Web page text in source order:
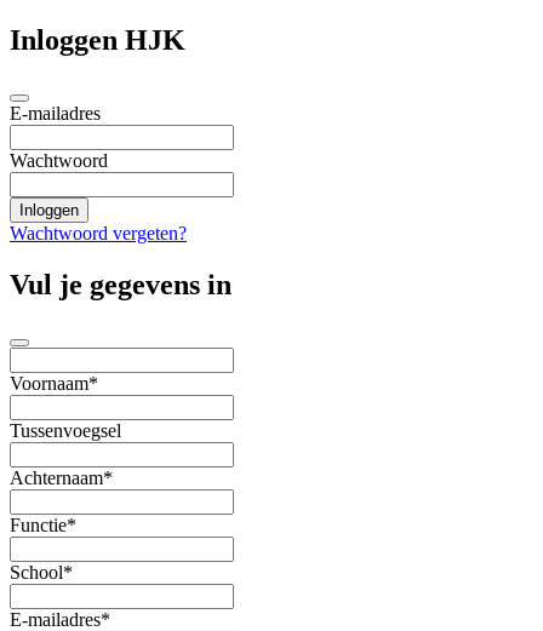
Inloggen HJK
E-mailadres
Wachtwoord
Wachtwoord vergeten?
Vul je gegevens in
Voornaam*
Tussenvoegsel
Achternaam*
Functie*
School*
E-mailadres*